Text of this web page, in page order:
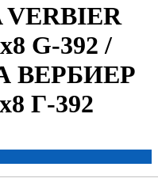
VERBIER
G-392 /
ВЕРБИЕР
Г-392